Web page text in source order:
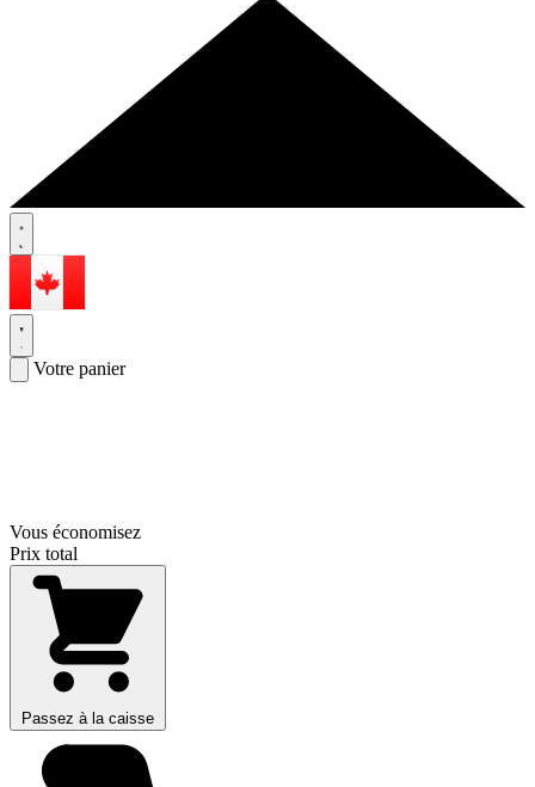
Votre panier
Vous économisez
Prix total
Passez à la caisse